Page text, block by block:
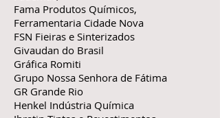
Fama Produtos Químicos,
Ferramentaria Cidade Nova
FSN Fieiras e Sinterizados
Givaudan do Brasil
Gráfica Romiti
Grupo Nossa Senhora de Fátima
GR Grande Rio
Henkel Indústria Química